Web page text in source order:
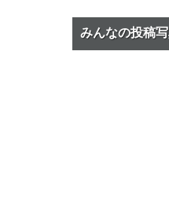
みんなの投稿